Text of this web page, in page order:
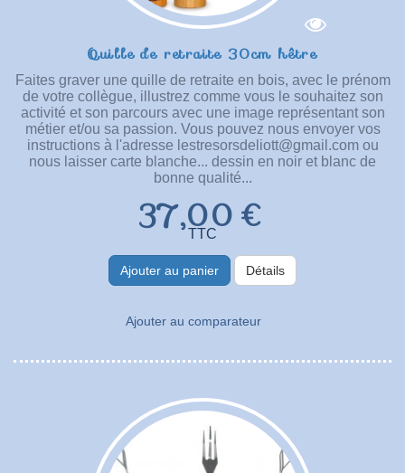
Quille de retraite 30cm hêtre
Faites graver une quille de retraite en bois, avec le prénom
de votre collègue, illustrez comme vous le souhaitez son
activité et son parcours avec une image représentant son
métier et/ou sa passion. Vous pouvez nous envoyer vos
instructions à l'adresse lestresorsdeliott@gmail.com ou
nous laisser carte blanche... dessin en noir et blanc de
bonne qualité...
37,00 €
TTC
Ajouter au panier Détails
Ajouter au comparateur